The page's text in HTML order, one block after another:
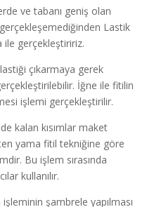
ve tabanı geniş olan
Lastik
gerçekleştiririz.
çıkarmaya gerek
İğne ile fitilin
işlemi gerçekleştirilir.
kalan kısımlar maket
yama fitil tekniğine göre
Bu işlem sırasında
kullanılır.
şambrele yapılması